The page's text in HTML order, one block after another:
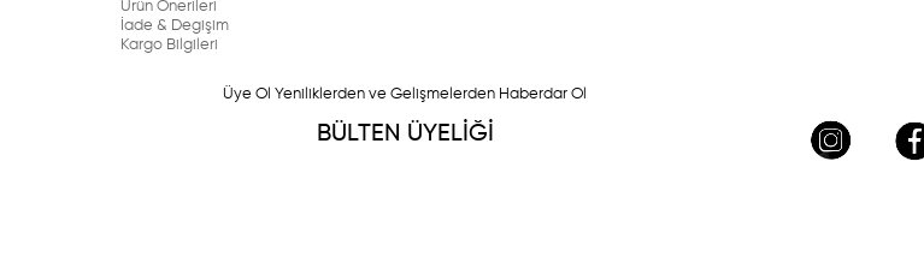
Ürün Önerileri
İade & Degişim
Kargo Bilgileri
Üye Ol Yeniliklerden ve Gelişmelerden Haberdar Ol
BÜLTEN ÜYELİĞİ